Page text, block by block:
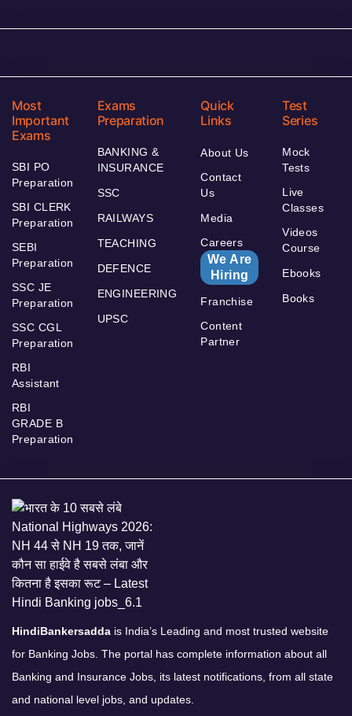
Most
Important
Exams
SBI PO
Preparation
SBI CLERK
Preparation
SEBI
Preparation
SSC JE
Preparation
SSC CGL
Preparation
RBI
Assistant
RBI
GRADE B
Preparation
Exams
Preparation
BANKING &
INSURANCE
SSC
RAILWAYS
TEACHING
DEFENCE
ENGINEERING
UPSC
Quick
Links
About Us
Contact
Us
Media
Careers
We Are
Hiring
Franchise
Content
Partner
Test
Series
Mock
Tests
Live
Classes
Videos
Course
Ebooks
Books
HindiBankersadda is India’s Leading and most trusted website
for Banking Jobs. The portal has complete information about all
Banking and Insurance Jobs, its latest notifications, from all state
and national level jobs, and updates.